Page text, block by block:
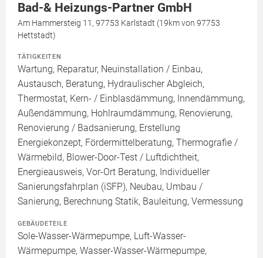
Bad-& Heizungs-Partner GmbH
Am Hammersteig 11, 97753 Karlstadt (19km von 97753
Hettstadt)
TÄTIGKEITEN
Wartung, Reparatur, Neuinstallation / Einbau,
Austausch, Beratung, Hydraulischer Abgleich,
Thermostat, Kern- / Einblasdämmung, Innendämmung,
Außendämmung, Hohlraumdämmung, Renovierung,
Renovierung / Badsanierung, Erstellung
Energiekonzept, Fördermittelberatung, Thermografie /
Wärmebild, Blower-Door-Test / Luftdichtheit,
Energieausweis, Vor-Ort Beratung, Individueller
Sanierungsfahrplan (iSFP), Neubau, Umbau /
Sanierung, Berechnung Statik, Bauleitung, Vermessung
GEBÄUDETEILE
Sole-Wasser-Wärmepumpe, Luft-Wasser-
Wärmepumpe, Wasser-Wasser-Wärmepumpe,